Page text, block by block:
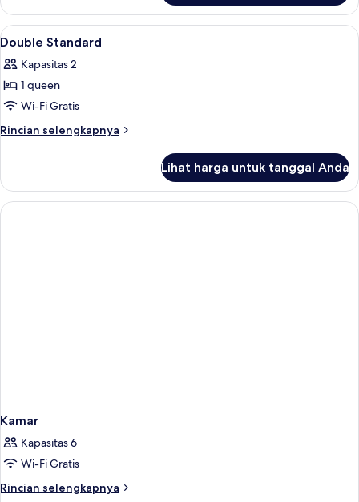
Suite
Grand,
pemandangan
Lihat
semua
foto
untuk
Double
Standard
Seprai premium, minibar, brankas,
4
Double Standard
Kapasitas 2
1 queen
Wi-Fi Gratis
Rincian selengkapnya
Rincian
Double
Standard
Lihat harga untuk tanggal Anda
Kamar
Kapasitas 6
Wi-Fi Gratis
Rincian selengkapnya
Rincian